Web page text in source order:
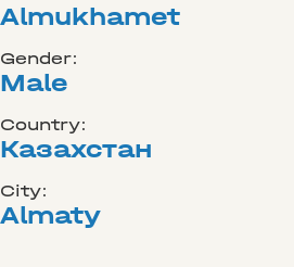
Almukhamet
Gender:
Male
Country:
Казахстан
City:
Almaty